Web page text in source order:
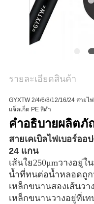
ความ
ตัว
รายละเอียดสินค้า
GYXTW 2/4/6/8/12/16/24 สาย
แจ็คเก็ต PE สีดำ
คำอธิบายผลิต
สายเคเบิลไฟเบอร์ออ
24 แกน
เส้นใย250μmวางอยู่
น้ำที่ทนต่อน้ำหลอดถูก
เหล็กขนานสองเส้นว
เหล็กขนานวางอยู่ที่เ